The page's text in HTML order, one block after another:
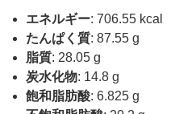
エネルギー: 706.55 kcal
たんぱく質: 87.55 g
脂質: 28.05 g
炭水化物: 14.8 g
飽和脂肪酸: 6.825 g